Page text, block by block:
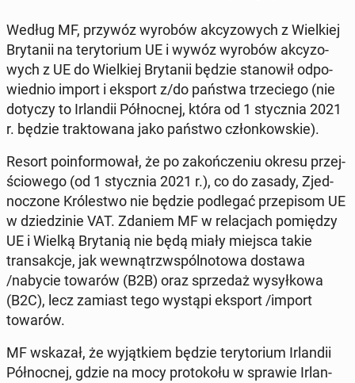
Według MF, przywóz wyrobów ak­cy­zo­wych z Wiel­kiej
Bry­ta­nii na te­ry­to­rium UE i wywóz wyrobów ak­cy­zo­
wych z UE do Wiel­kiej Bry­ta­nii będzie sta­no­wił od­po­
wied­nio import i eksport z/do państwa trze­cie­go (nie
dotyczy to Ir­lan­dii Pół­noc­nej, która od 1 stycz­nia 2021
r. będzie trak­to­wa­na jako państwo człon­kow­skie).
Resort po­in­for­mo­wał, że po za­koń­cze­niu okresu przej­
ścio­we­go (od 1 stycz­nia 2021 r.), co do zasady, Zjed­
no­czo­ne Kró­le­stwo nie będzie pod­le­gać prze­pi­som UE
w dzie­dzi­nie VAT. Zdaniem MF w re­la­cjach po­mię­dzy
UE i Wielką Bry­ta­nią nie będą miały miejsca takie
trans­ak­cje, jak we­wnątrz­w­spól­no­to­wa dostawa
/nabycie towarów (B2B) oraz sprze­daż wy­sył­ko­wa
(B2C), lecz zamiast tego wystąpi eksport /import
towarów.
MF wskazał, że wy­jąt­kiem będzie te­ry­to­rium Ir­lan­dii
Pół­noc­nej, gdzie na mocy pro­to­ko­łu w sprawie Ir­lan­